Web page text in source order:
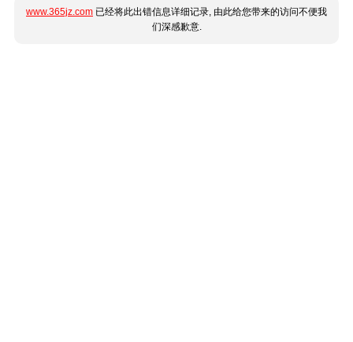
www.365jz.com 已经将此出错信息详细记录, 由此给您带来的访问不便我
们深感歉意.